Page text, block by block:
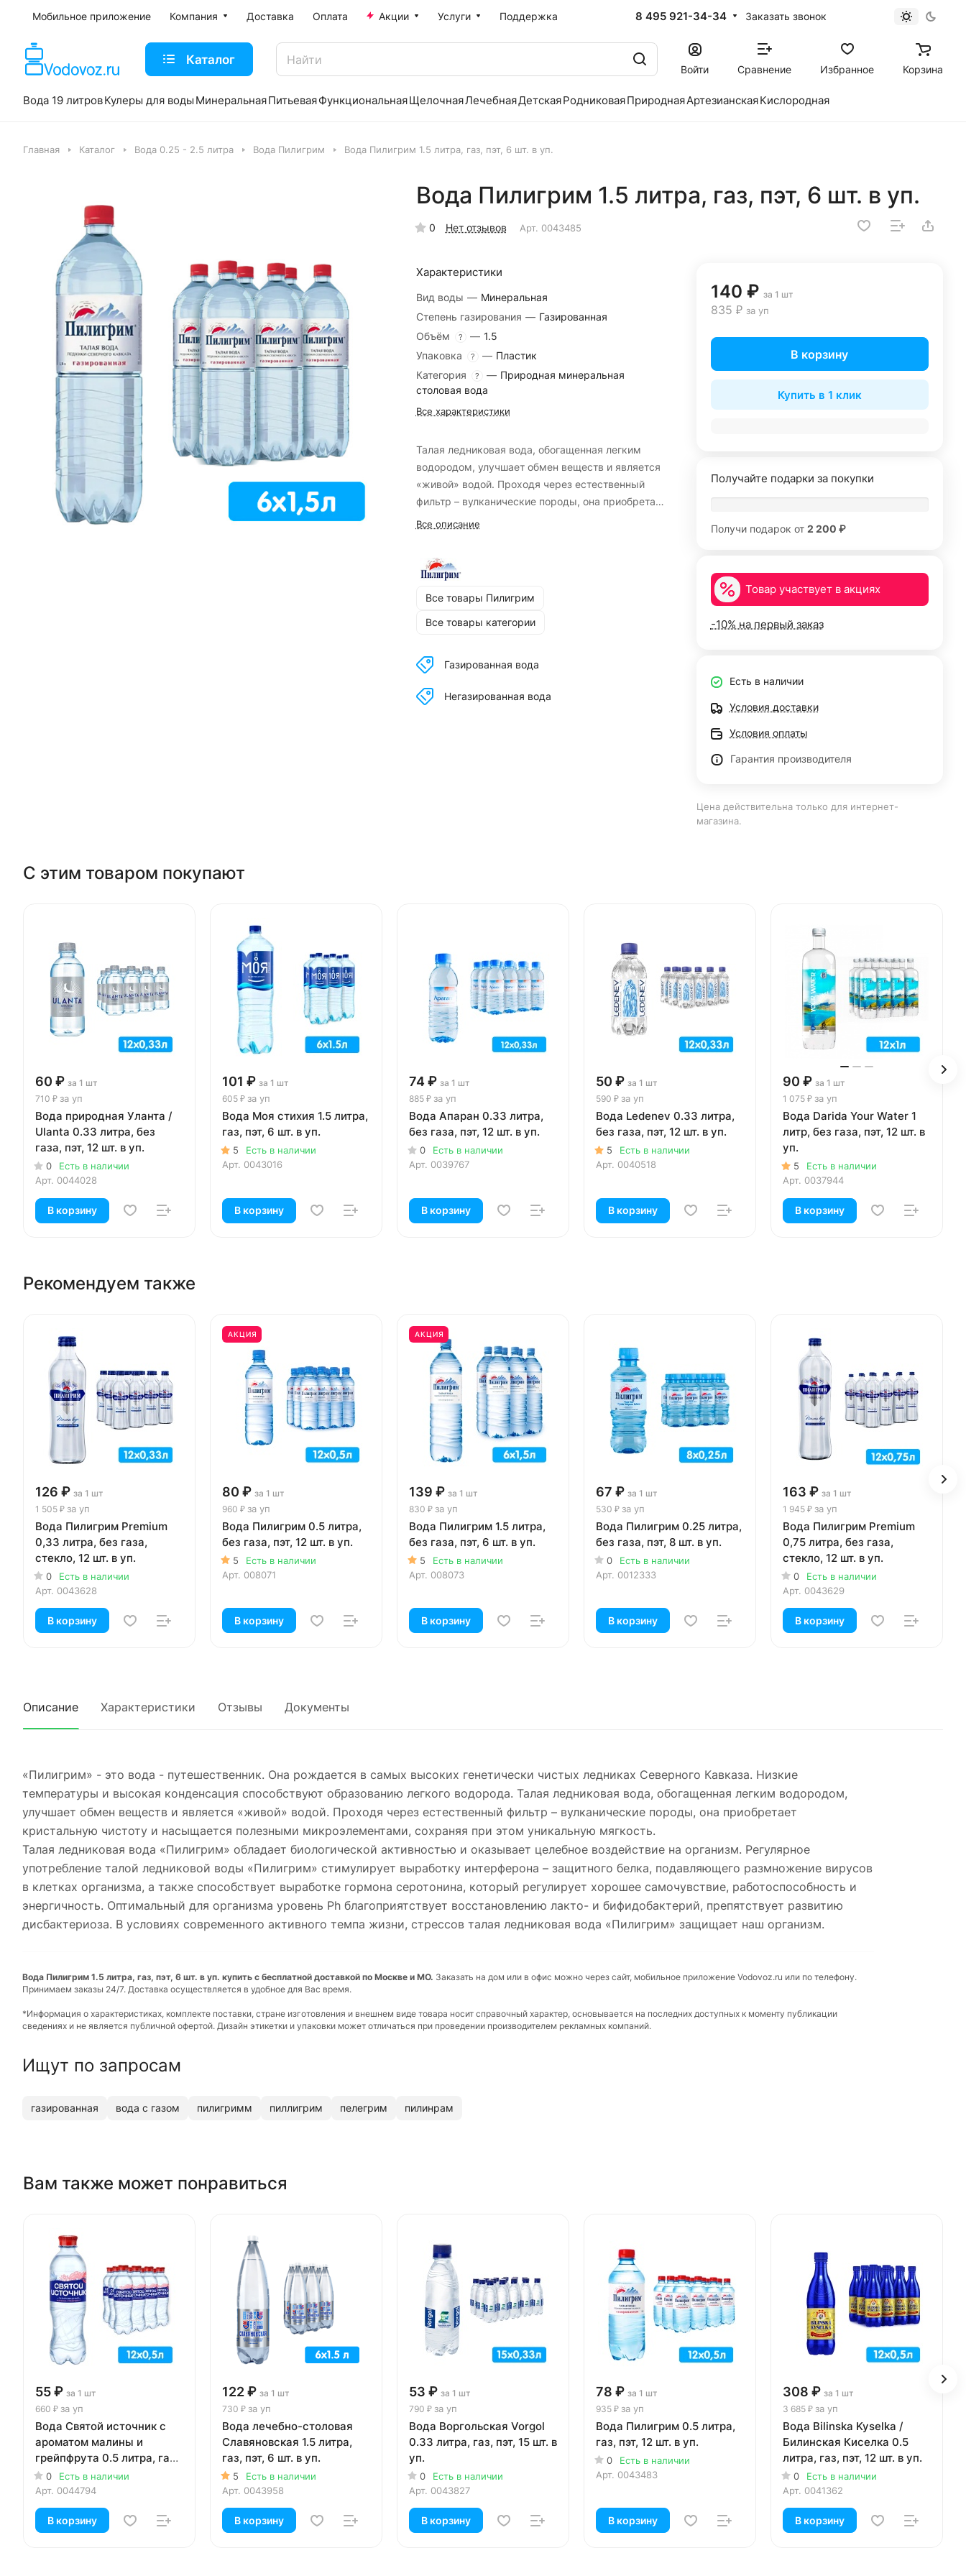
Мобильное приложение Компания Доставка Оплата Акции Услуги Поддержка 8 495 921-34-34 Заказать звонок
Каталог
Войти Сравнение Избранное Корзина
Вода 19 литровКулеры для воды МинеральнаяПитьеваяФункциональнаяЩелочнаяЛечебнаяДетскаяРодниковаяПрироднаяАртезианскаяКислородная
Главная Каталог Вода 0.25 - 2.5 литра Вода Пилигрим Вода Пилигрим 1.5 литра, газ, пэт, 6 шт. в уп.
Вода Пилигрим 1.5 литра, газ, пэт, 6 шт. в уп.
0 Нет отзывов Арт. 0043485
Характеристики
Вид воды — Минеральная
Степень газирования — Газированная
Объём
? — 1.5
Упаковка
? — Пластик
Категория
? — Природная минеральная
столовая вода
Все характеристики
Талая ледниковая вода, обогащенная легким
водородом, улучшает обмен веществ и является
«живой» водой. Проходя через естественный
фильтр – вулканические породы, она приобретает
кристальную чистоту и насыщается полезными
Все описание
Все товары Пилигрим
Все товары категории
Газированная вода
Негазированная вода
140 ₽ за 1 шт
835 ₽ за уп
В корзину
Купить в 1 клик
Получайте подарки за покупки
Получи подарок от 2 200 ₽
Товар участвует в акциях
-10% на первый заказ
Есть в наличии
Условия доставки
Условия оплаты
Гарантия производителя
Цена действительна только для интернет-
магазина.
С этим товаром покупают
60 ₽ за 1 шт
710 ₽ за уп
Вода природная Уланта /
Ulanta 0.33 литра, без
газа, пэт, 12 шт. в уп.
0
Есть в наличии
Арт. 0044028
В корзину
101 ₽ за 1 шт
605 ₽ за уп
Вода Моя стихия 1.5 литра,
газ, пэт, 6 шт. в уп.
5
Есть в наличии
Арт. 0043016
В корзину
74 ₽ за 1 шт
885 ₽ за уп
Вода Апаран 0.33 литра,
без газа, пэт, 12 шт. в уп.
0
Есть в наличии
Арт. 0039767
В корзину
50 ₽ за 1 шт
590 ₽ за уп
Вода Ledenev 0.33 литра,
без газа, пэт, 12 шт. в уп.
5
Есть в наличии
Арт. 0040518
В корзину
90 ₽ за 1 шт
1 075 ₽ за уп
Вода Darida Your Water 1
литр, без газа, пэт, 12 шт. в
уп.
5
Есть в наличии
Арт. 0037944
В корзину
Рекомендуем также
126 ₽ за 1 шт
1 505 ₽ за уп
Вода Пилигрим Premium
0,33 литра, без газа,
стекло, 12 шт. в уп.
0
Есть в наличии
Арт. 0043628
В корзину
АКЦИЯ
80 ₽ за 1 шт
960 ₽ за уп
Вода Пилигрим 0.5 литра,
без газа, пэт, 12 шт. в уп.
5
Есть в наличии
Арт. 008071
В корзину
АКЦИЯ
139 ₽ за 1 шт
830 ₽ за уп
Вода Пилигрим 1.5 литра,
без газа, пэт, 6 шт. в уп.
5
Есть в наличии
Арт. 008073
В корзину
67 ₽ за 1 шт
530 ₽ за уп
Вода Пилигрим 0.25 литра,
без газа, пэт, 8 шт. в уп.
0
Есть в наличии
Арт. 0012333
В корзину
163 ₽ за 1 шт
1 945 ₽ за уп
Вода Пилигрим Premium
0,75 литра, без газа,
стекло, 12 шт. в уп.
0
Есть в наличии
Арт. 0043629
В корзину
Описание Характеристики Отзывы Документы
«Пилигрим» - это вода - путешественник. Она рождается в самых высоких генетически чистых ледниках Северного Кавказа. Низкие
температуры и высокая конденсация способствуют образованию легкого водорода. Талая ледниковая вода, обогащенная легким водородом,
улучшает обмен веществ и является «живой» водой. Проходя через естественный фильтр – вулканические породы, она приобретает
кристальную чистоту и насыщается полезными микроэлементами, сохраняя при этом уникальную мягкость.
Талая ледниковая вода «Пилигрим» обладает биологической активностью и оказывает целебное воздействие на организм. Регулярное
употребление талой ледниковой воды «Пилигрим» стимулирует выработку интерферона – защитного белка, подавляющего размножение вирусов
в клетках организма, а также способствует выработке гормона серотонина, который регулирует хорошее самочувствие, работоспособность и
энергичность. Оптимальный для организма уровень Ph благоприятствует восстановлению лакто- и бифидобактерий, препятствует развитию
дисбактериоза. В условиях современного активного темпа жизни, стрессов талая ледниковая вода «Пилигрим» защищает наш организм.
Вода Пилигрим 1.5 литра, газ, пэт, 6 шт. в уп. купить с бесплатной доставкой по Москве и МО. Заказать на дом или в офис можно через сайт, мобильное приложение Vodovoz.ru или по телефону.
Принимаем заказы 24/7. Доставка осуществляется в удобное для Вас время.
*Информация о характеристиках, комплекте поставки, стране изготовления и внешнем виде товара носит справочный характер, основывается на последних доступных к моменту публикации
сведениях и не является публичной офертой. Дизайн этикетки и упаковки может отличаться при проведении производителем рекламных компаний.
Ищут по запросам
газированная вода с газом пилигримм пиллигрим пелегрим пилинрам
Вам также может понравиться
55 ₽ за 1 шт
660 ₽ за уп
Вода Святой источник с
ароматом малины и
грейпфрута 0.5 литра, газ,
пэт, 12 шт. в уп.
0
Есть в наличии
Арт. 0044794
В корзину
122 ₽ за 1 шт
730 ₽ за уп
Вода лечебно-столовая
Славяновская 1.5 литра,
газ, пэт, 6 шт. в уп.
5
Есть в наличии
Арт. 0043958
В корзину
53 ₽ за 1 шт
790 ₽ за уп
Вода Воргольская Vorgol
0.33 литра, газ, пэт, 15 шт. в
уп.
0
Есть в наличии
Арт. 0043827
В корзину
78 ₽ за 1 шт
935 ₽ за уп
Вода Пилигрим 0.5 литра,
газ, пэт, 12 шт. в уп.
0
Есть в наличии
Арт. 0043483
В корзину
308 ₽ за 1 шт
3 685 ₽ за уп
Вода Bilinska Kyselka /
Билинская Киселка 0.5
литра, газ, пэт, 12 шт. в уп.
0
Есть в наличии
Арт. 0041362
В корзину